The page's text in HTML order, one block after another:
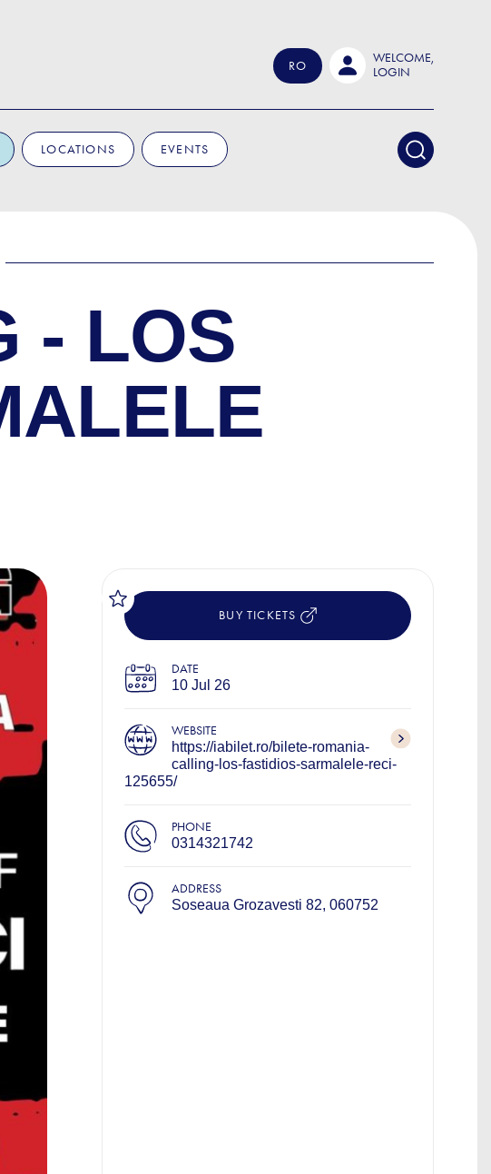
RO
WELCOME,
LOGIN
LOCATIONS EVENTS
- LOS
BUY TICKETS
DATE
10 Jul 26
WEBSITE
https://iabilet.ro/bilete-romania-
calling-los-fastidios-sarmalele-reci-
125655/
PHONE
0314321742
ADDRESS
Soseaua Grozavesti 82, 060752